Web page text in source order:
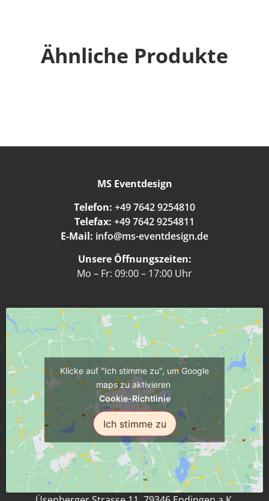
Ähnliche Produkte
MS Eventdesign
Telefon: +49 7642 9254810
Telefax: +49 7642 9254811
E-Mail: info@ms-eventdesign.de
Unsere Öffnungszeiten:
Mo – Fr: 09:00 – 17:00 Uhr
Klicke auf "Ich stimme zu", um Google
maps zu aktivieren
Cookie-Richtlinie
Ich stimme zu